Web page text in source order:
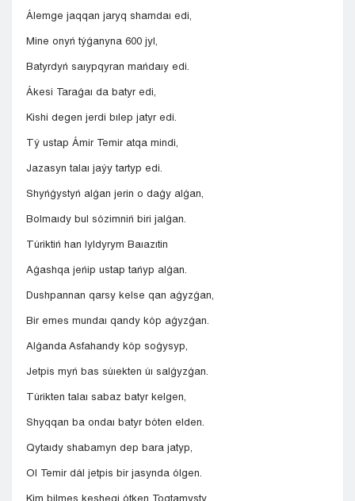
Álemge jaqqan jaryq shamdaı edi,
Mine onyń týǵanyna 600 jyl,
Batyrdyń saıypqyran mańdaıy edi.
Ákesi Taraǵaı da batyr edi,
Kishi degen jerdi bılep jatyr edi.
Tý ustap Ámir Temir atqa mindi,
Jazasyn talaı jaýy tartyp edi.
Shyńǵystyń alǵan jerin o daǵy alǵan,
Bolmaıdy bul sózimniń biri jalǵan.
Túriktiń han Iyldyrym Baıazıtin
Aǵashqa jeńip ustap tańyp alǵan.
Dushpannan qarsy kelse qan aǵyzǵan,
Bir emes mundaı qandy kóp aǵyzǵan.
Alǵanda Asfahandy kóp soǵysyp,
Jetpis myń bas súıekten úı salǵyzǵan.
Túrikten talaı sabaz batyr kelgen,
Shyqqan ba ondaı batyr bóten elden.
Qytaıdy shabamyn dep bara jatyp,
Ol Temir dál jetpis bir jasynda ólgen.
Kim bilmes keshegi ótken Toqtamysty,